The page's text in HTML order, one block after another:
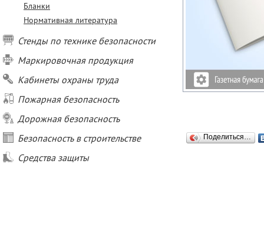
Бланки
Нормативная литература
Стенды по технике безопасности
Маркировочная продукция
Кабинеты охраны труда
Пожарная безопасность
Дорожная безопасность
Безопасность в строительстве
Средства защиты
Поделиться…